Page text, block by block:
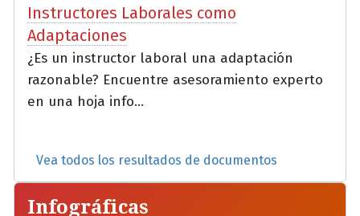
Instructores Laborales como
Adaptaciones
¿Es un instructor laboral una adaptación
razonable? Encuentre asesoramiento experto
en una hoja info...
Vea todos los resultados de documentos
Infográficas